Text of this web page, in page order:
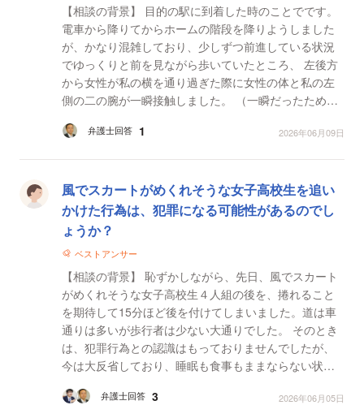
【相談の背景】 目的の駅に到着した時のことでです。
電車から降りてからホームの階段を降りようしました
が、かなり混雑しており、少しずつ前進している状況
でゆっくりと前を見ながら歩いていたところ、 左後方
から女性が私の横を通り過ぎた際に女性の体と私の左
側の二の腕が一瞬接触しました。 （一瞬だったため、
せ...
弁護士回答 1 2026年06月09日
風でスカートがめくれそうな女子高校生を追い
かけた行為は、犯罪になる可能性があるのでし
ょうか？
ベストアンサー
【相談の背景】 恥ずかしながら、先日、風でスカート
がめくれそうな女子高校生４人組の後を、捲れること
を期待して15分ほど後を付けてしまいました。道は車
通りは多いが歩行者は少ない大通りでした。 そのとき
は、犯罪行為との認識はもっておりませんでしたが、
今は大反省しており、睡眠も食事もままならない状況
の、...
弁護士回答 3 2026年06月05日